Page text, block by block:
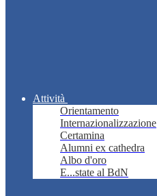
Attività
Orientamento
Internazionalizzazione
Certamina
Alumni ex cathedra
Albo d'oro
E...state al BdN